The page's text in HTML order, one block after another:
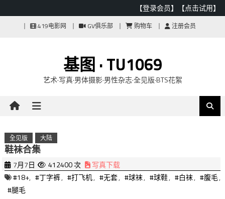
【登录会员】 【点击试用】
419电影网 GV俱乐部 购物车 注册会员
基图 · TU1069
艺术·写真·男体摄影·男性杂志·全见版·BTS花絮
全见版 大陆
鞋袜合集
7月7日 412400 次
写真下载
#18+, #丁字裤, #打飞机, #无套, #球袜, #球鞋, #白袜, #腹毛,
#腿毛